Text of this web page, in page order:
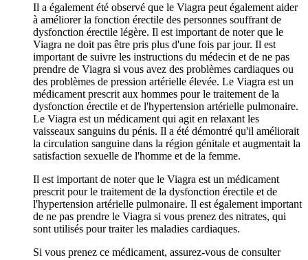
Il a également été observé que le Viagra peut également aider
à améliorer la fonction érectile des personnes souffrant de
dysfonction érectile légère. Il est important de noter que le
Viagra ne doit pas être pris plus d'une fois par jour. Il est
important de suivre les instructions du médecin et de ne pas
prendre de Viagra si vous avez des problèmes cardiaques ou
des problèmes de pression artérielle élevée. Le Viagra est un
médicament prescrit aux hommes pour le traitement de la
dysfonction érectile et de l'hypertension artérielle pulmonaire.
Le Viagra est un médicament qui agit en relaxant les
vaisseaux sanguins du pénis. Il a été démontré qu'il améliorait
la circulation sanguine dans la région génitale et augmentait la
satisfaction sexuelle de l'homme et de la femme.
Il est important de noter que le Viagra est un médicament
prescrit pour le traitement de la dysfonction érectile et de
l'hypertension artérielle pulmonaire. Il est également important
de ne pas prendre le Viagra si vous prenez des nitrates, qui
sont utilisés pour traiter les maladies cardiaques.
Si vous prenez ce médicament, assurez-vous de consulter